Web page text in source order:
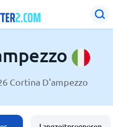
Cortina D'ampezzo